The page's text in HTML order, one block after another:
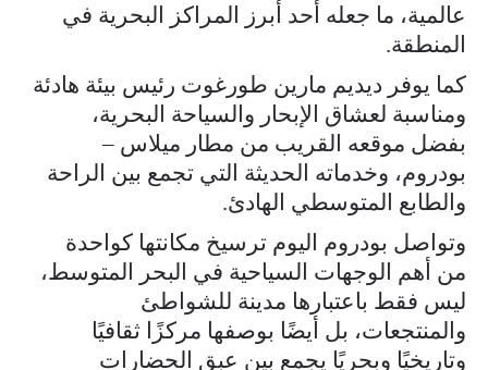
عالمية، ما جعله أحد أبرز المراكز البحرية في
المنطقة.
كما يوفر ديديم مارين طورغوت رئيس بيئة هادئة
ومناسبة لعشاق الإبحار والسياحة البحرية،
بفضل موقعه القريب من مطار ميلاس –
بودروم، وخدماته الحديثة التي تجمع بين الراحة
والطابع المتوسطي الهادئ.
وتواصل بودروم اليوم ترسيخ مكانتها كواحدة
من أهم الوجهات السياحية في البحر المتوسط،
ليس فقط باعتبارها مدينة للشواطئ
والمنتجعات، بل أيضًا بوصفها مركزًا ثقافيًا
وتاريخيًا وبحريًا يجمع بين عبق الحضارات